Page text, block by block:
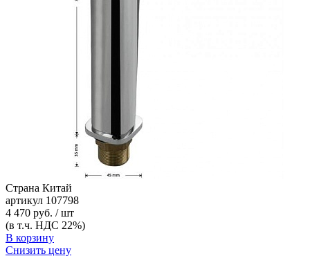
Страна Китай
артикул 107798
4 470 руб. / шт
(в т.ч. НДС 22%)
В корзину
Снизить цену